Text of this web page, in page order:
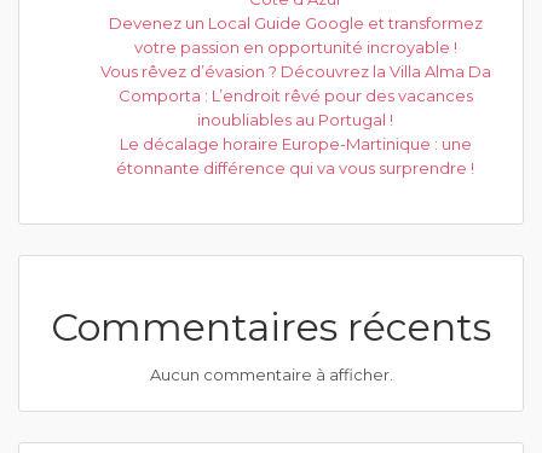
Devenez un Local Guide Google et transformez
votre passion en opportunité incroyable !
Vous rêvez d’évasion ? Découvrez la Villa Alma Da
Comporta : L’endroit rêvé pour des vacances
inoubliables au Portugal !
Le décalage horaire Europe-Martinique : une
étonnante différence qui va vous surprendre !
Commentaires récents
Aucun commentaire à afficher.